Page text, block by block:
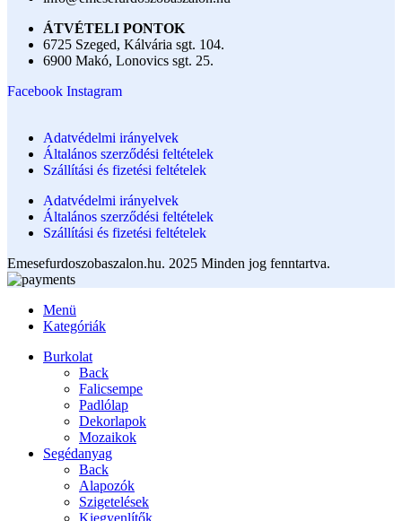
ÁTVÉTELI PONTOK
6725 Szeged, Kálvária sgt. 104.​
6900 Makó, Lonovics sgt. 25.
Facebook Instagram
Adatvédelmi irányelvek
Általános szerződési feltételek
Szállítási és fizetési feltételek
Adatvédelmi irányelvek
Általános szerződési feltételek
Szállítási és fizetési feltételek
Emesefurdoszobaszalon.hu. 2025 Minden jog fenntartva.
Menü
Kategóriák
Burkolat
Back
Falicsempe
Padlólap
Dekorlapok
Mozaikok
Segédanyag
Back
Alapozók
Szigetelések
Kiegyenlítők